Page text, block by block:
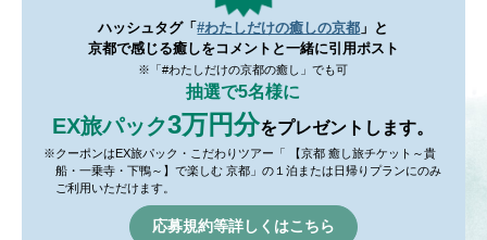
ハッシュタグ「#わたしだけの癒しの京都 」と
京都で感じる癒しをコメントと一緒に引用ポスト
※「#わたしだけの京都の癒し」でも可
抽選で5名様に
EX旅パック3万円分をプレゼントします。
※クーポンはEX旅パック・こだわりツアー「 【京都 癒し旅チケット～貴
船・一乗寺・下鴨～】で楽しむ 京都」の１泊または日帰りプランにのみ
ご利用いただけます。
応募規約等詳しくはこちら